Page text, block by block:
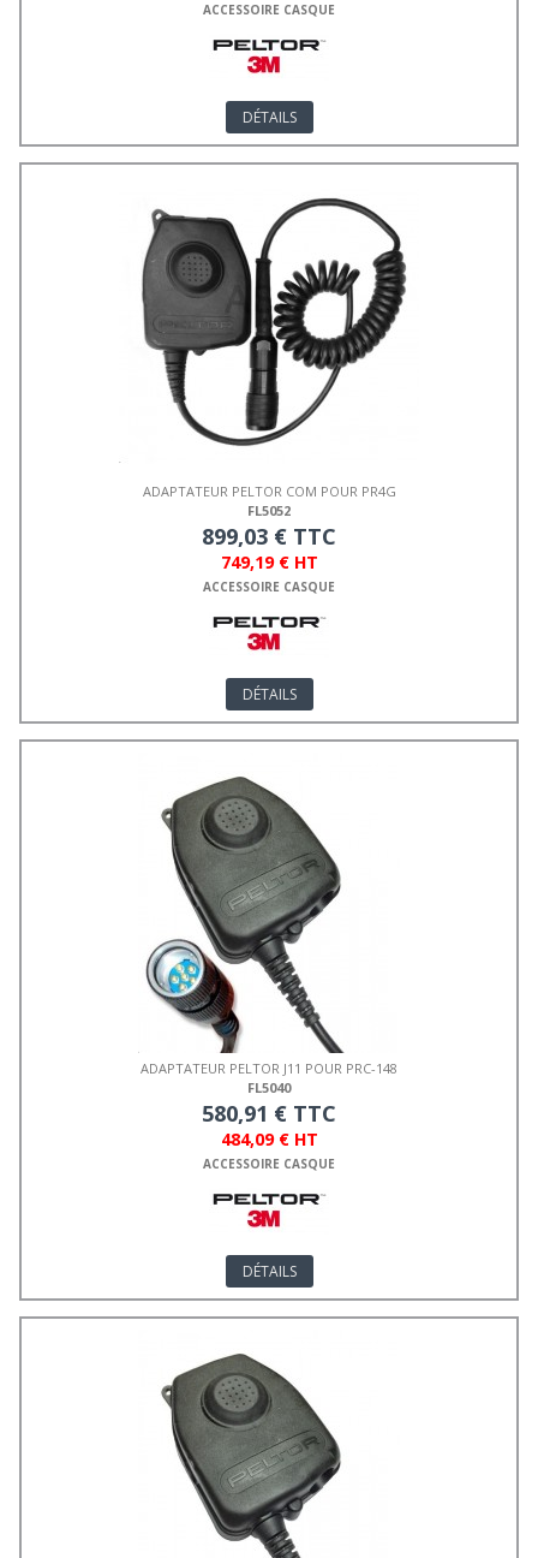
ACCESSOIRE CASQUE
DÉTAILS
ADAPTATEUR PELTOR COM POUR PR4G
FL5052
899,03 € TTC
749,19 € HT
ACCESSOIRE CASQUE
DÉTAILS
ADAPTATEUR PELTOR J11 POUR PRC-148
FL5040
580,91 € TTC
484,09 € HT
ACCESSOIRE CASQUE
DÉTAILS